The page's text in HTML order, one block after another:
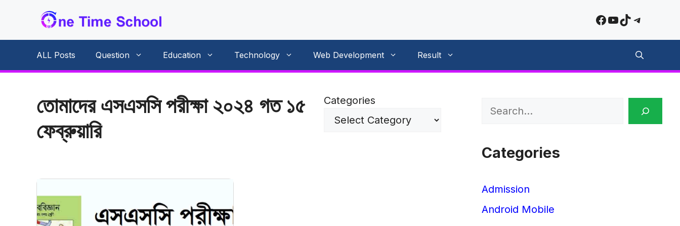
content
Facebook
YouTube
TikTok
ALL Posts Question Education Technology Web Development Result
তোমাদের এসএসসি পরীক্ষা ২০২৪ গত ১৫
ফেব্রুয়ারি
Categories Search
Categories
Admission
Android Mobile